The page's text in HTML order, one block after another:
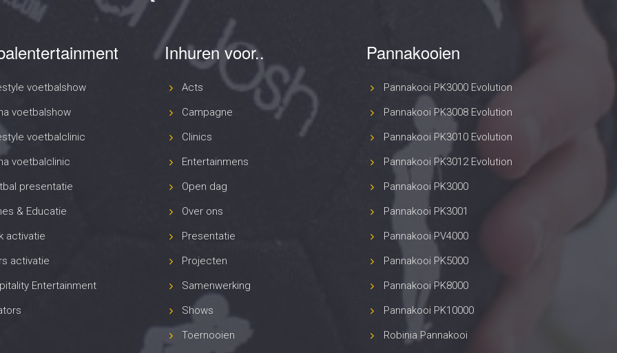
voetbalshow
voetbalshow
voetbalclinic
voetbalclinic
presentatie
& Educatie
activatie
activatie
Entertainment
Inhuren voor..
Acts
Campagne
Clinics
Entertainmens
Open dag
Over ons
Presentatie
Projecten
Samenwerking
Shows
Toernooien
Pannakooien
Pannakooi PK3000 Evolution
Pannakooi PK3008 Evolution
Pannakooi PK3010 Evolution
Pannakooi PK3012 Evolution
Pannakooi PK3000
Pannakooi PK3001
Pannakooi PV4000
Pannakooi PK5000
Pannakooi PK8000
Pannakooi PK10000
Robinia Pannakooi